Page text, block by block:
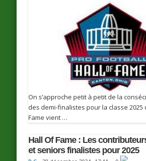
On s’approche petit à petit de la
des demi-finalistes pour la classe 2025
Fame vient …
Hall Of Fame : Les
et seniors finalistes pour 2025